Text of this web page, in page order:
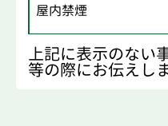
屋内禁煙
上記に表示のない
等の際にお伝えし